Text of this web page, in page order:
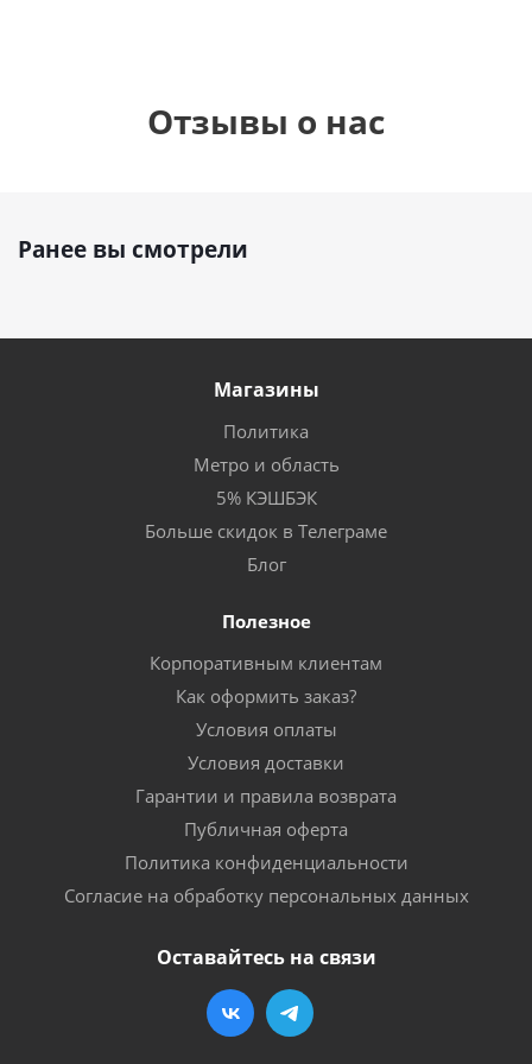
Отзывы о нас
Ранее вы смотрели
Магазины
Политика
Метро и область
5% КЭШБЭК
Больше скидок в Телеграме
Блог
Полезное
Корпоративным клиентам
Как оформить заказ?
Условия оплаты
Условия доставки
Гарантии и правила возврата
Публичная оферта
Политика конфиденциальности
Согласие на обработку персональных данных
Оставайтесь на связи